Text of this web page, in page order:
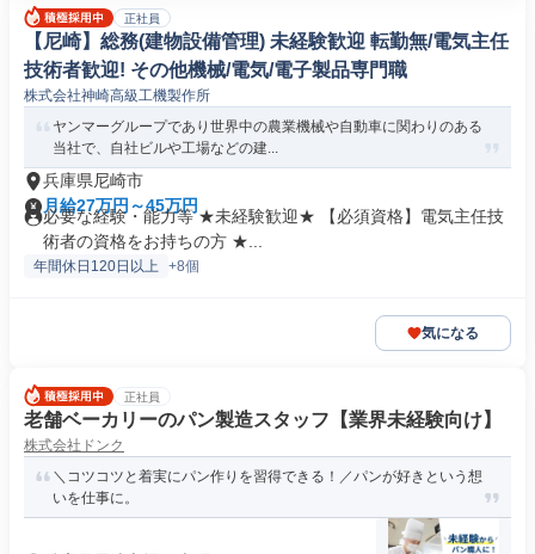
正社員
【尼崎】総務(建物設備管理) 未経験歓迎 転勤無/電気主任
技術者歓迎! その他機械/電気/電子製品専門職
株式会社神崎高級工機製作所
ヤンマーグループであり世界中の農業機械や自動車に関わりのある
当社で、自社ビルや工場などの建...
兵庫県尼崎市
月給27万円～45万円
必要な経験・能力等 ★未経験歓迎★ 【必須資格】電気主任技
術者の資格をお持ちの方 ★...
年間休日120日以上 +8個
気になる
正社員
老舗ベーカリーのパン製造スタッフ【業界未経験向け】
株式会社ドンク
＼コツコツと着実にパン作りを習得できる！／パンが好きという想
いを仕事に。